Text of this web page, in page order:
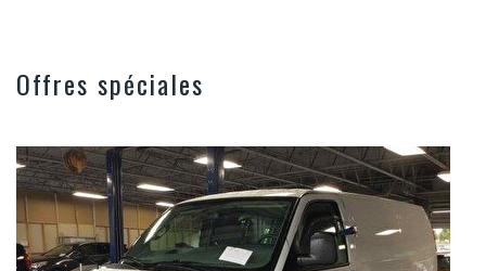
Offres spéciales